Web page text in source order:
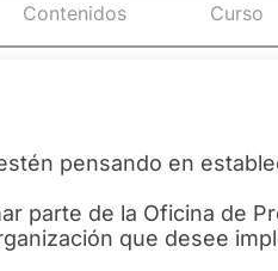
Contenidos Curso
pensando en
parte de la Oficina de
que desee